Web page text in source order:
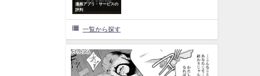
漫画アプリ・サービスの
評判
一覧から探す